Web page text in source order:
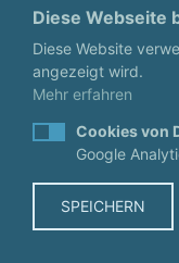
Verantwortlichen
Zusammenhang als
6.
Auf der Internetseite
wird den Benutzern
Newsletter unseres
Diese Webseite
Diese Website
angezeigt wird.
Mehr erfahren
Cookies von
Google
SPEICHERN